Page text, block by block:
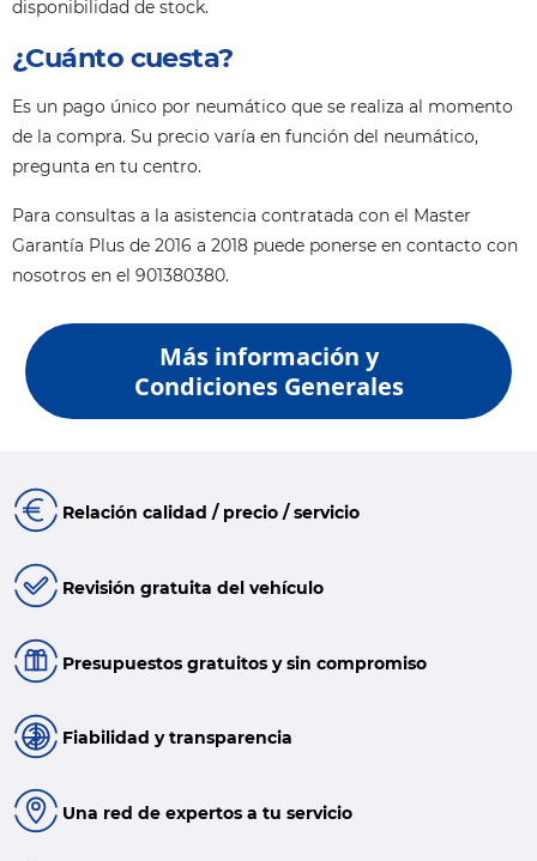
disponibilidad de stock.
¿Cuánto cuesta?
Es un pago único por neumático que se realiza al momento
de la compra. Su precio varía en función del neumático,
pregunta en tu centro.
Para consultas a la asistencia contratada con el Master
Garantía Plus de 2016 a 2018 puede ponerse en contacto con
nosotros en el 901380380.
Más información y
Condiciones Generales
Relación calidad / precio / servicio
Revisión gratuita del vehículo
Presupuestos gratuitos y sin compromiso
Fiabilidad y transparencia
Una red de expertos a tu servicio